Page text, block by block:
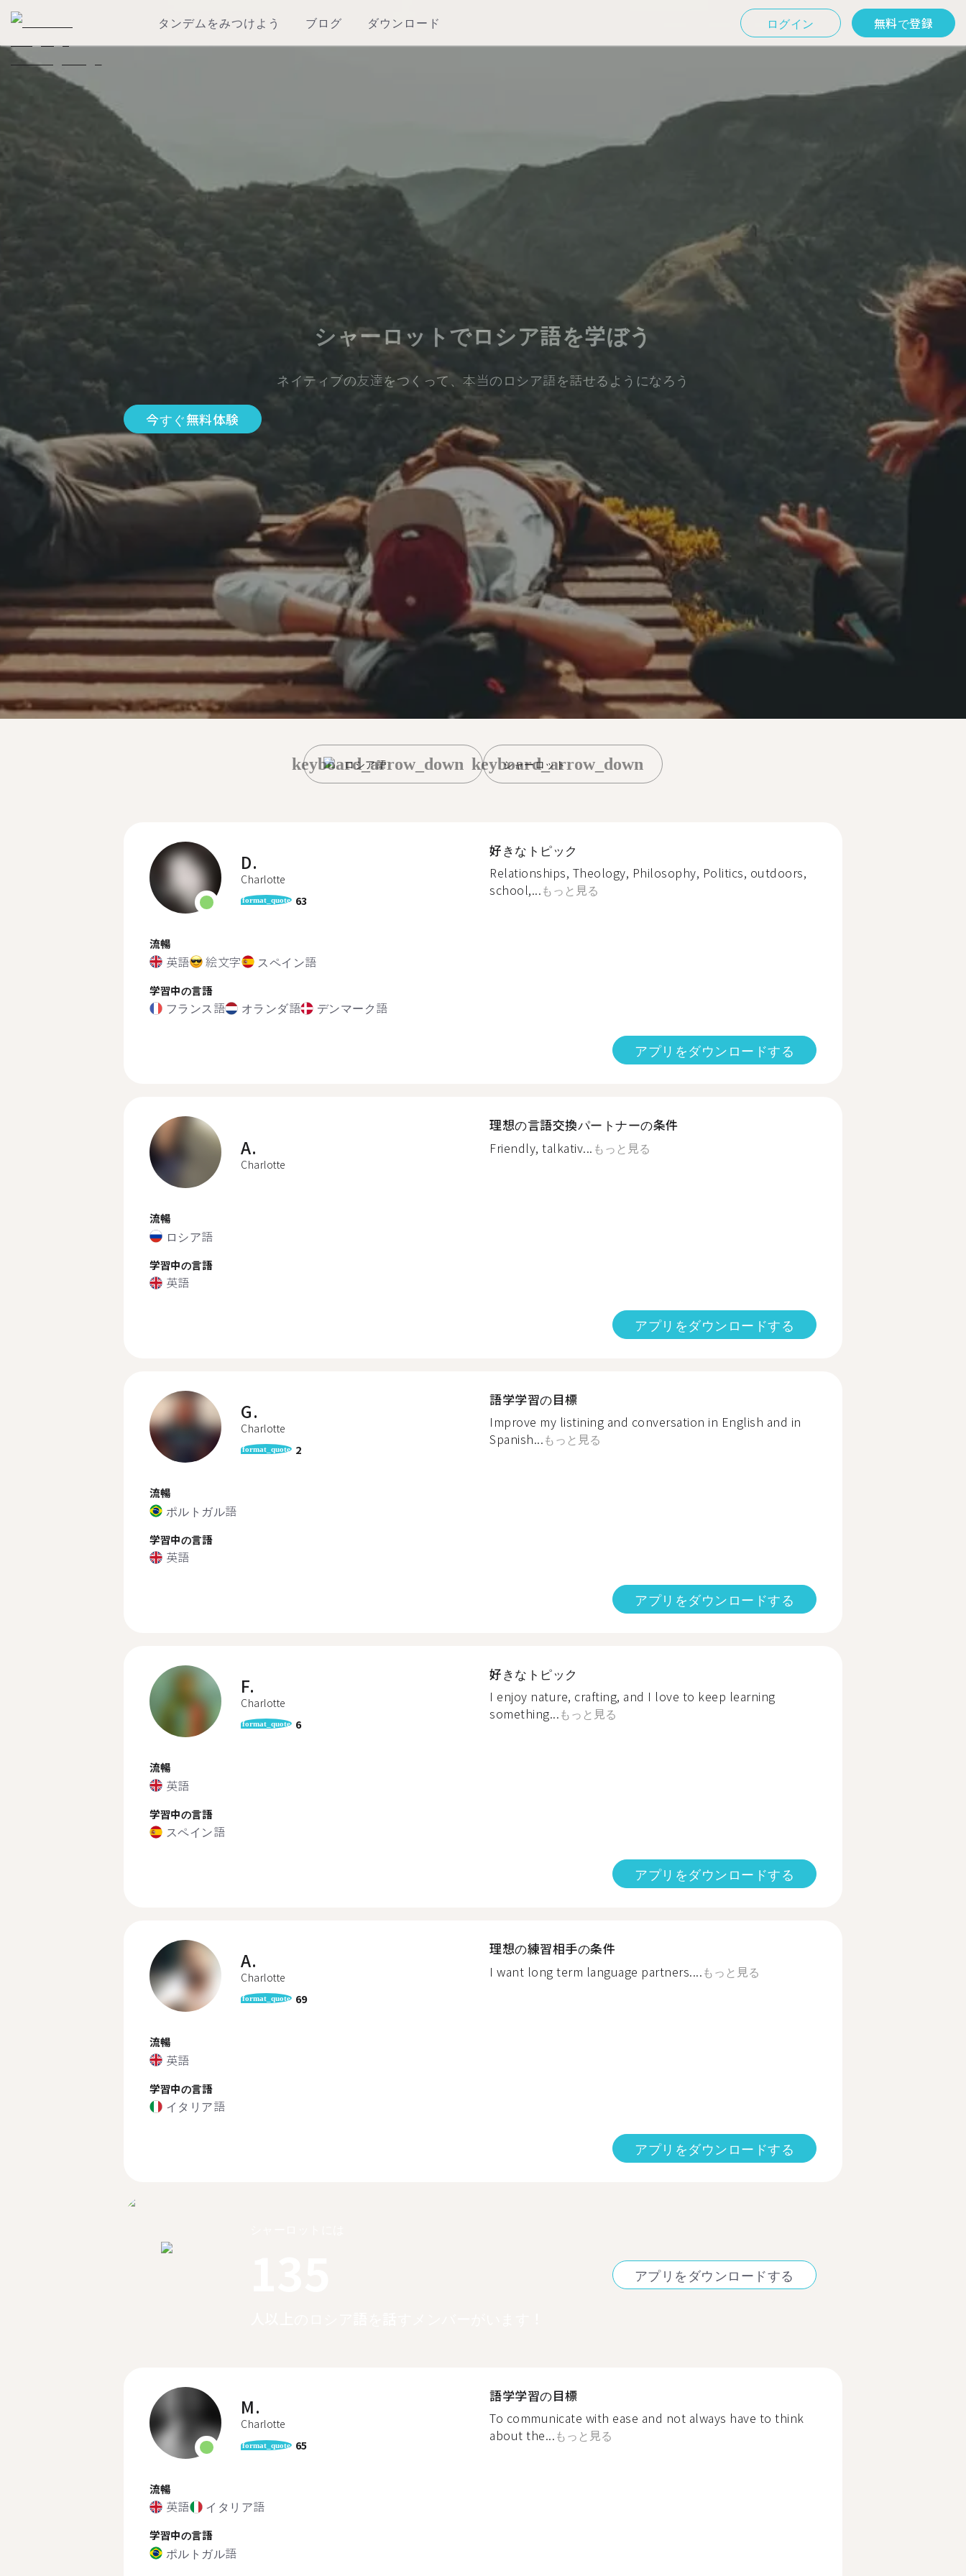
タンデムをみつけよう ブログ ダウンロード ログイン 無料で登録
シャーロットでロシア語を学ぼう
ネイティブの友達をつくって、本当のロシア語を話せるようになろう
今すぐ無料体験
ロシア語
keyboard_arrow_down シャーロット
keyboard_arrow_down
D.
Charlotte
format_quote 63
流暢
英語 絵文字 スペイン語
学習中の言語
フランス語 オランダ語 デンマーク語
好きなトピック
Relationships, Theology, Philosophy, Politics, outdoors,
school,...もっと見る
アプリをダウンロードする
A.
Charlotte
流暢
ロシア語
学習中の言語
英語
理想の言語交換パートナーの条件
Friendly, talkativ... もっと見る
アプリをダウンロードする
G.
Charlotte
format_quote 2
流暢
ポルトガル語
学習中の言語
英語
語学学習の目標
Improve my listining and conversation in English and in
Spanish...もっと見る
アプリをダウンロードする
F.
Charlotte
format_quote 6
流暢
英語
学習中の言語
スペイン語
好きなトピック
I enjoy nature, crafting, and I love to keep learning
something...もっと見る
アプリをダウンロードする
A.
Charlotte
format_quote 69
流暢
英語
学習中の言語
イタリア語
理想の練習相手の条件
I want long term language partners....もっと見る
アプリをダウンロードする
アプリをダウンロードする
M.
Charlotte
format_quote 65
流暢
英語 イタリア語
学習中の言語
ポルトガル語
語学学習の目標
To communicate with ease and not always have to think
about the...もっと見る